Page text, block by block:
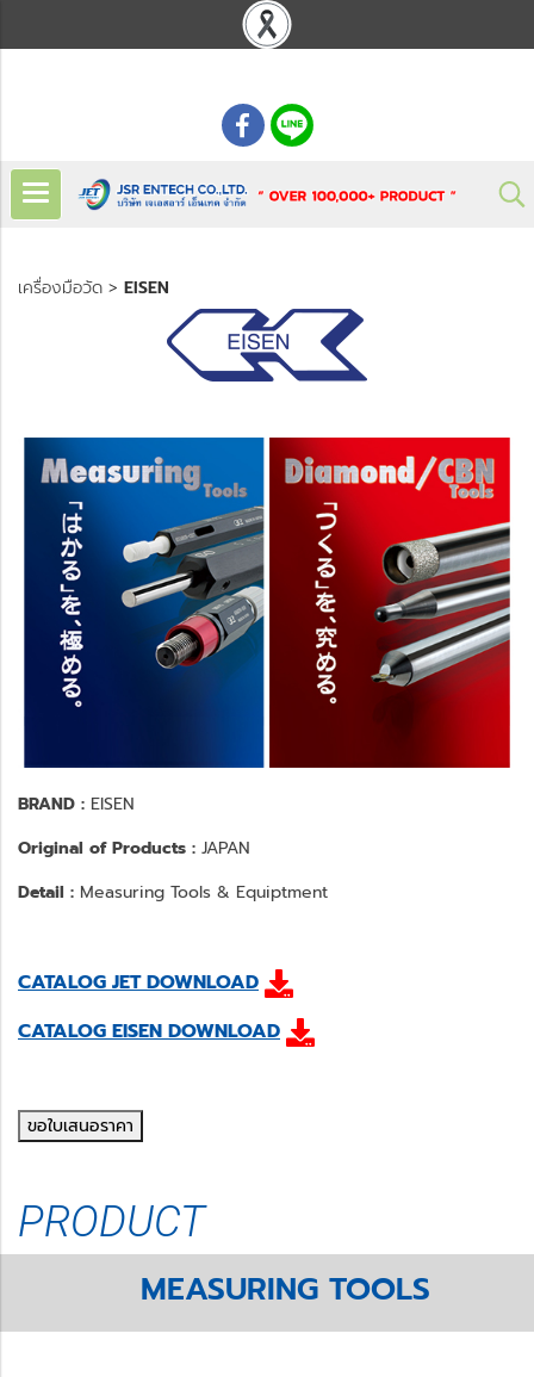
เครื่องมือวัด > EISEN
BRAND : EISEN
Original of Products : JAPAN
Detail : Measuring Tools & Equiptment
CATALOG JET DOWNLOAD
CATALOG EISEN DOWNLOAD
ขอใบเสนอราคา
PRODUCT
MEASURING TOOLS